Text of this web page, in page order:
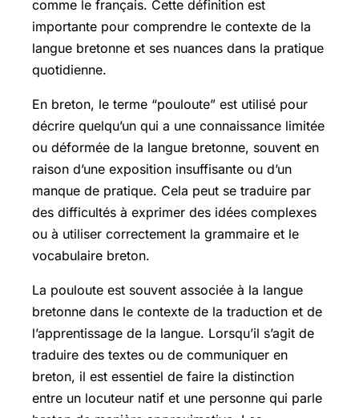
comme le français. Cette définition est
importante pour comprendre le contexte de la
langue bretonne et ses nuances dans la pratique
quotidienne.
En breton, le terme “pouloute” est utilisé pour
décrire quelqu’un qui a une connaissance limitée
ou déformée de la langue bretonne, souvent en
raison d’une exposition insuffisante ou d’un
manque de pratique. Cela peut se traduire par
des difficultés à exprimer des idées complexes
ou à utiliser correctement la grammaire et le
vocabulaire breton.
La pouloute est souvent associée à la langue
bretonne dans le contexte de la traduction et de
l’apprentissage de la langue. Lorsqu’il s’agit de
traduire des textes ou de communiquer en
breton, il est essentiel de faire la distinction
entre un locuteur natif et une personne qui parle